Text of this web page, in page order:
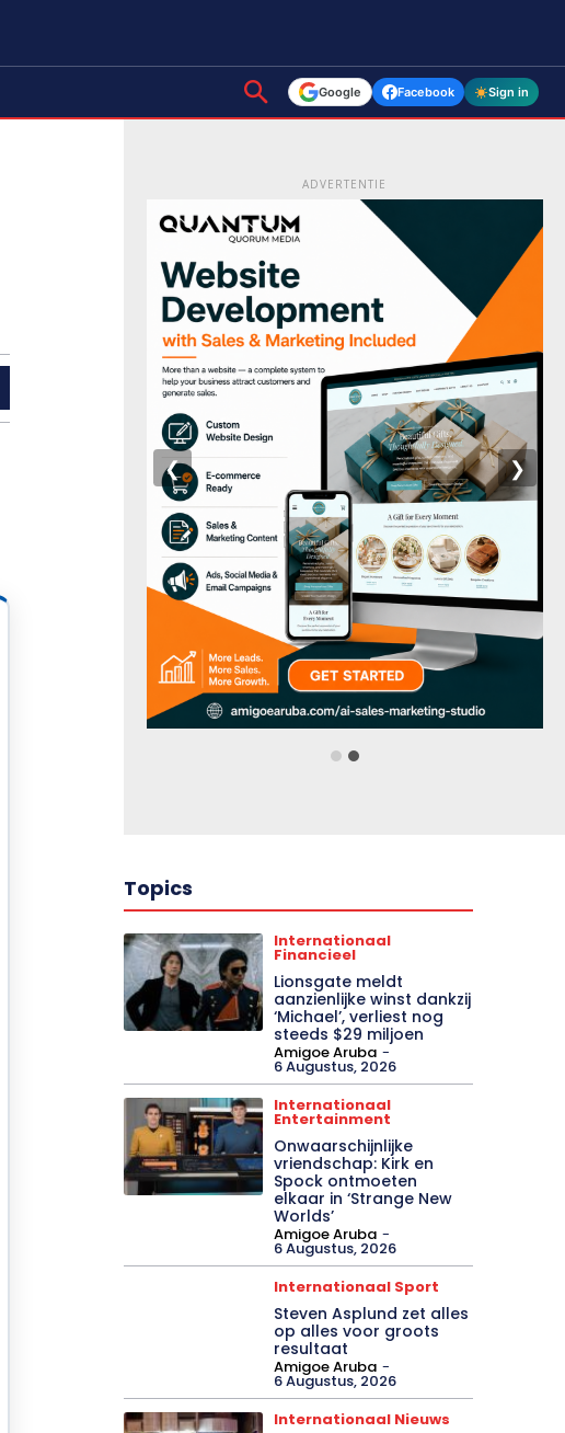
Google Facebook Sign in
ADVERTENTIE
❮ ❯
Topics
Internationaal
Financieel
Lionsgate meldt
aanzienlijke winst dankzij
‘Michael’, verliest nog
steeds $29 miljoen
Amigoe Aruba -
6 Augustus, 2026
Internationaal
Entertainment
Onwaarschijnlijke
vriendschap: Kirk en
Spock ontmoeten
elkaar in ‘Strange New
Worlds’
Amigoe Aruba -
6 Augustus, 2026
Internationaal Sport
Steven Asplund zet alles
op alles voor groots
resultaat
Amigoe Aruba -
6 Augustus, 2026
Internationaal Nieuws